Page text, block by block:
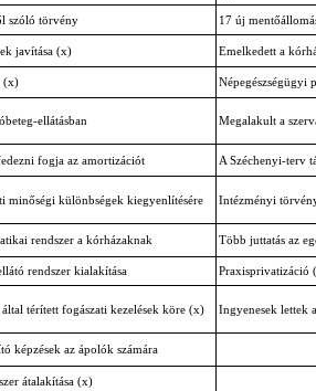
szóló törvény 17 új
javítása (x) Emelkedett a
(x) Népegészségügyi
ellátásban Megalakult a
fogja az amortizációt A Széchenyi-terv
minőségi különbségek kiegyenlítésére Intézményi
rendszer a kórházaknak Több juttatás az
rendszer kialakítása Praxisprivatizáció
térített fogászati kezelések köre (x) Ingyenesek lettek
képzések az ápolók számára
átalakítása (x)